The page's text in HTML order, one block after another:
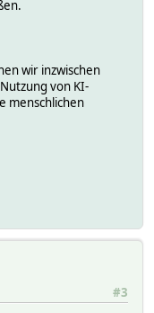
wir inzwischen
von KI-
menschlichen
#3